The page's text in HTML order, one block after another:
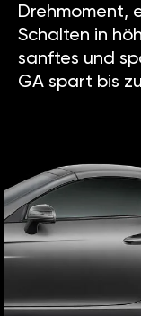
Drehmoment,
Schalten in
sanftes und
GA spart bis